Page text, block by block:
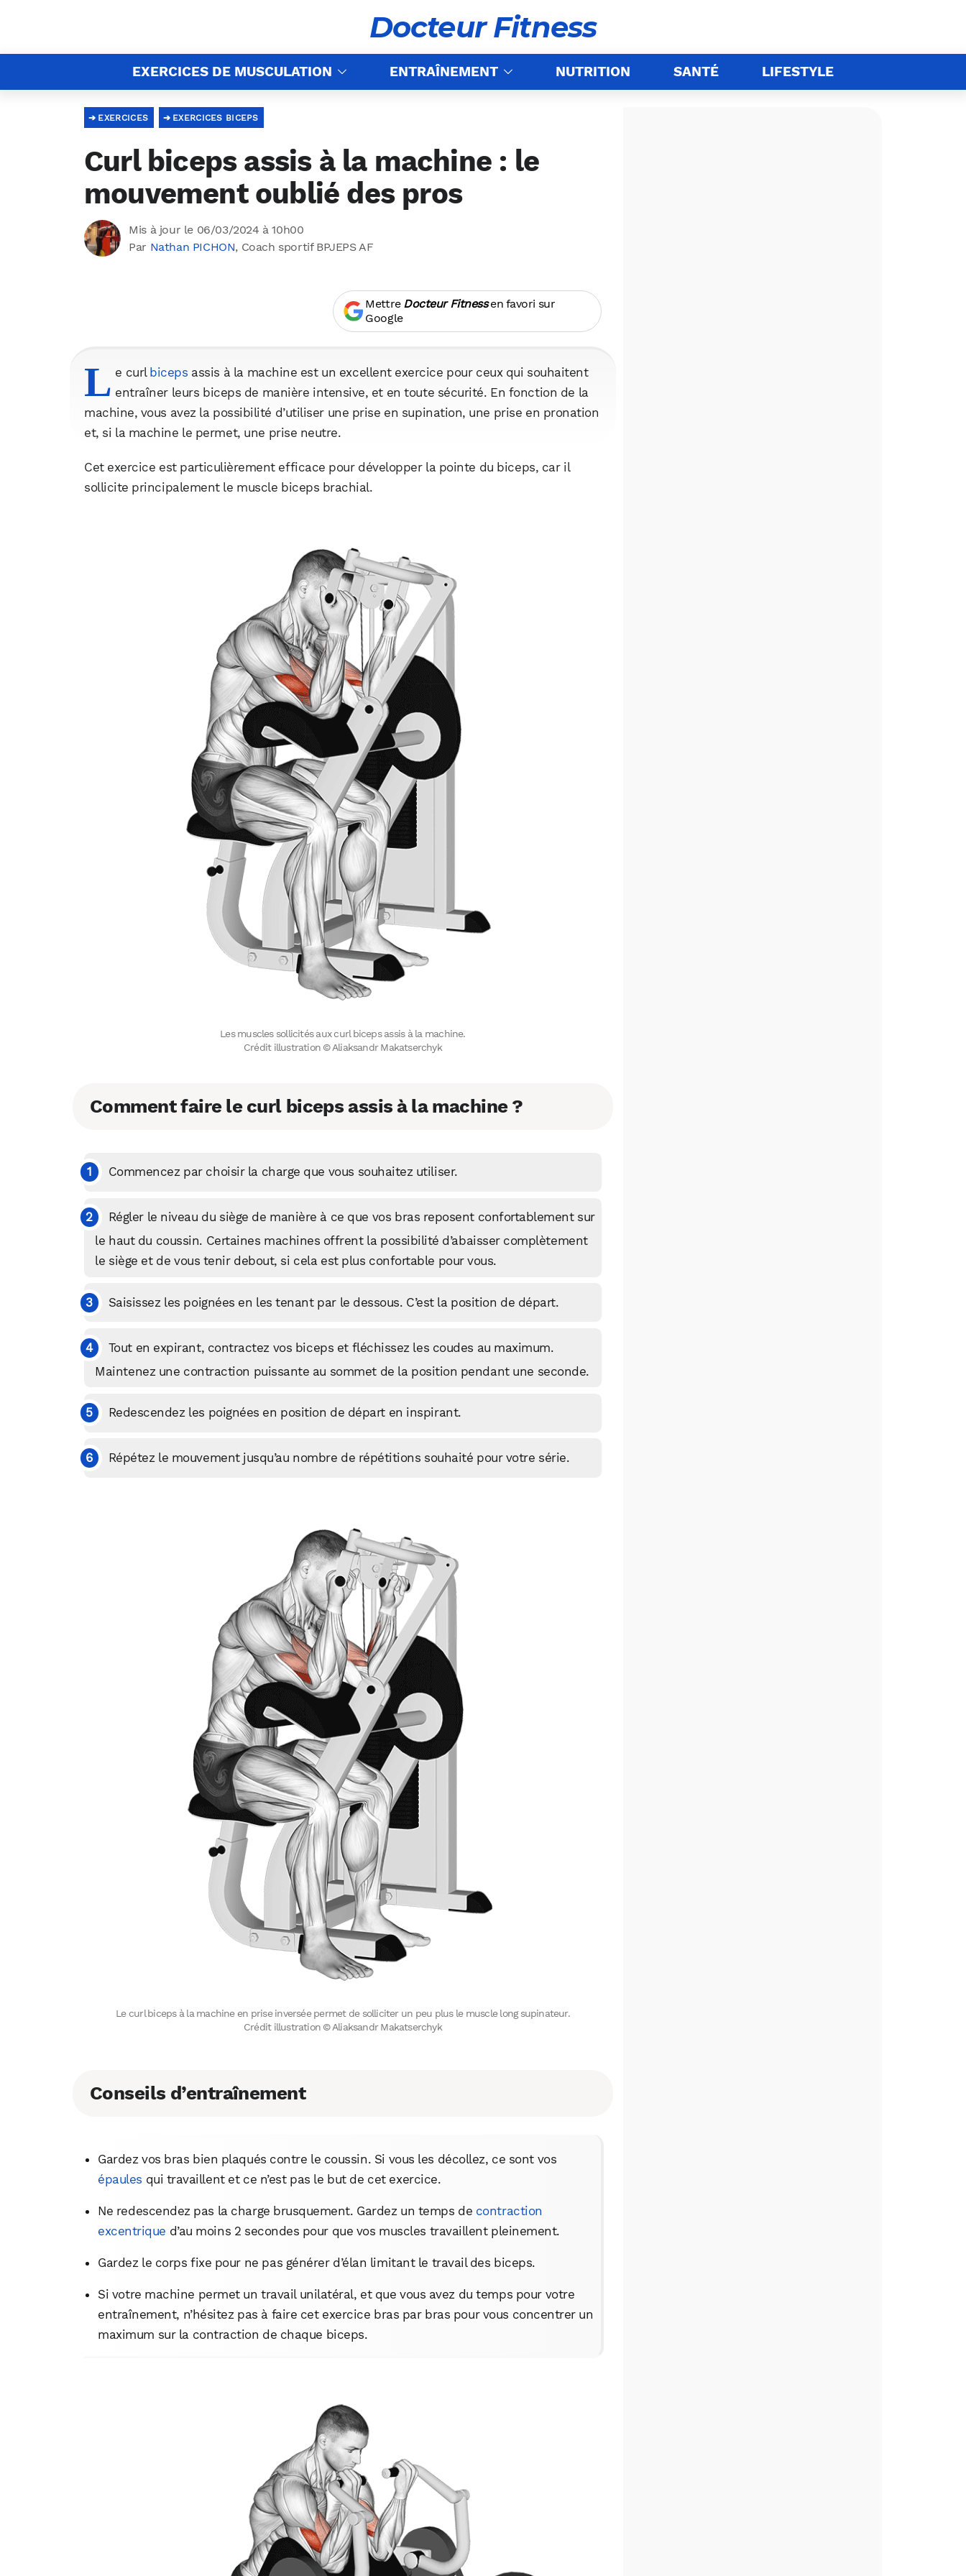
Docteur Fitness
EXERCICES DE MUSCULATION ENTRAÎNEMENT NUTRITION SANTÉ LIFESTYLE
EXERCICES BICEPS
EXERCICES
Curl biceps assis à la machine : le
mouvement oublié des pros
Mis à jour le 06/03/2024 à 10h00
Par Nathan PICHON, Coach sportif BPJEPS AF
Mettre Docteur Fitnessen favori sur
Google
L e curl biceps assis à la machine est un excellent exercice pour ceux qui souhaitent
entraîner leurs biceps de manière intensive, et en toute sécurité. En fonction de la
machine, vous avez la possibilité d’utiliser une prise en supination, une prise en pronation
et, si la machine le permet, une prise neutre.
Cet exercice est particulièrement efficace pour développer la pointe du biceps, car il
sollicite principalement le muscle biceps brachial.
Les muscles sollicités aux curl biceps assis à la machine.
Crédit illustration © Aliaksandr Makatserchyk
Comment faire le curl biceps assis à la machine ?
Commencez par choisir la charge que vous souhaitez utiliser.
Régler le niveau du siège de manière à ce que vos bras reposent confortablement sur
le haut du coussin. Certaines machines offrent la possibilité d’abaisser complètement
le siège et de vous tenir debout, si cela est plus confortable pour vous.
Saisissez les poignées en les tenant par le dessous. C’est la position de départ.
Tout en expirant, contractez vos biceps et fléchissez les coudes au maximum.
Maintenez une contraction puissante au sommet de la position pendant une seconde.
Redescendez les poignées en position de départ en inspirant.
Répétez le mouvement jusqu’au nombre de répétitions souhaité pour votre série.
Le curl biceps à la machine en prise inversée permet de solliciter un peu plus le muscle long supinateur.
Crédit illustration © Aliaksandr Makatserchyk
Conseils d’entraînement
Gardez vos bras bien plaqués contre le coussin. Si vous les décollez, ce sont vos
épaules qui travaillent et ce n’est pas le but de cet exercice.
Ne redescendez pas la charge brusquement. Gardez un temps de contraction
excentrique d’au moins 2 secondes pour que vos muscles travaillent pleinement.
Gardez le corps fixe pour ne pas générer d’élan limitant le travail des biceps.
Si votre machine permet un travail unilatéral, et que vous avez du temps pour votre
entraînement, n’hésitez pas à faire cet exercice bras par bras pour vous concentrer un
maximum sur la contraction de chaque biceps.
WhatsApp
Facebook